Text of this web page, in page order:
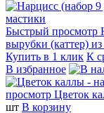
Быстрый просмотр
вырубки (каттер)
Купить в 1 клик К
В избранное
просмотр Цветок
шт В корзину